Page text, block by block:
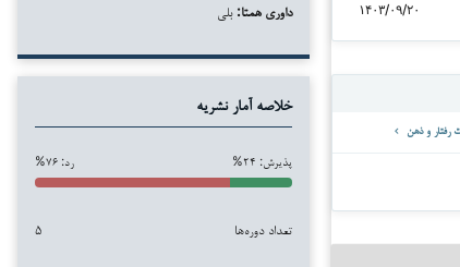
۱۴۰۳/۰۹/۲۰
داوری همتا: بلی
خلاصه آمار نشریه
پذیرش: ۲۴% رد: ۷۶%
تعداد دوره‌ها ۵